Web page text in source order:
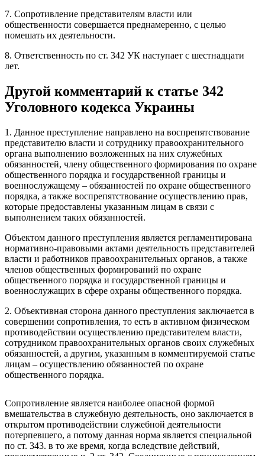
7. Сопротивление представителям власти или
общественности совершается преднамеренно, с целью
помешать их деятельности.
8. Ответственность по ст. 342 УК наступает с шестнадцати
лет.
Другой комментарий к статье 342
Уголовного кодекса Украины
1. Данное преступление направлено на воспрепятствование
представителю власти и сотруднику правоохранительного
органа выполнению возложенных на них служебных
обязанностей, члену общественного формирования по охране
общественного порядка и государственной границы и
военнослужащему – обязанностей по охране общественного
порядка, а также воспрепятствование осуществлению прав,
которые предоставлены указанным лицам в связи с
выполнением таких обязанностей.
Объектом данного преступления является регламентирована
нормативно-правовыми актами деятельность представителей
власти и работников правоохранительных органов, а также
членов общественных формирований по охране
общественного порядка и государственной границы и
военнослужащих в сфере охраны общественного порядка.
2. Объективная сторона данного преступления заключается в
совершении сопротивления, то есть в активном физическом
противодействии осуществлению представителем власти,
сотрудником правоохранительных органов своих служебных
обязанностей, а другим, указанным в комментируемой статье
лицам – осуществлению обязанностей по охране
общественного порядка.
Сопротивление является наиболее опасной формой
вмешательства в служебную деятельность, оно заключается в
открытом противодействии служебной деятельности
потерпевшего, а потому данная норма является специальной
по ст. 343. в то же время, когда вследствие действий,